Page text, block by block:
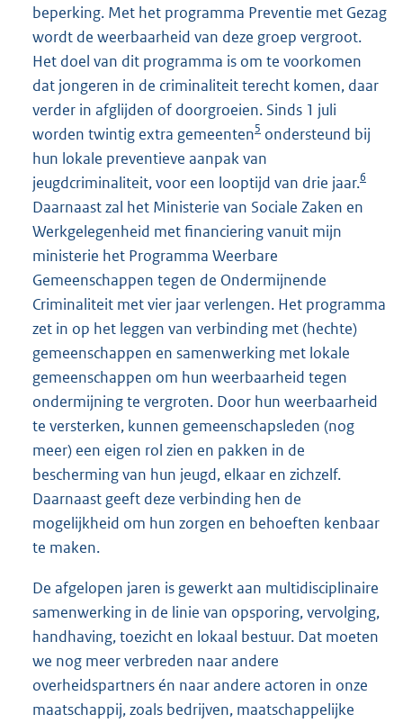
beperking. Met het programma Preventie met Gezag
wordt de weerbaarheid van deze groep vergroot.
Het doel van dit programma is om te voorkomen
dat jongeren in de criminaliteit terecht komen, daar
verder in afglijden of doorgroeien. Sinds 1 juli
worden twintig extra gemeenten5 ondersteund bij
hun lokale preventieve aanpak van
jeugdcriminaliteit, voor een looptijd van drie jaar.6
Daarnaast zal het Ministerie van Sociale Zaken en
Werkgelegenheid met financiering vanuit mijn
ministerie het Programma Weerbare
Gemeenschappen tegen de Ondermijnende
Criminaliteit met vier jaar verlengen. Het programma
zet in op het leggen van verbinding met (hechte)
gemeenschappen en samenwerking met lokale
gemeenschappen om hun weerbaarheid tegen
ondermijning te vergroten. Door hun weerbaarheid
te versterken, kunnen gemeenschapsleden (nog
meer) een eigen rol zien en pakken in de
bescherming van hun jeugd, elkaar en zichzelf.
Daarnaast geeft deze verbinding hen de
mogelijkheid om hun zorgen en behoeften kenbaar
te maken.
De afgelopen jaren is gewerkt aan multidisciplinaire
samenwerking in de linie van opsporing, vervolging,
handhaving, toezicht en lokaal bestuur. Dat moeten
we nog meer verbreden naar andere
overheidspartners én naar andere actoren in onze
maatschappij, zoals bedrijven, maatschappelijke